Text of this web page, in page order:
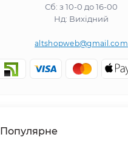
Сб: з 10-0 до 16-00
Нд: Вихідний
altshopweb@gmail.com
Популярне